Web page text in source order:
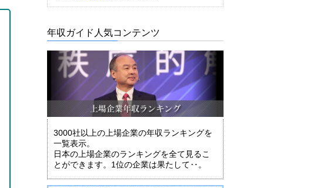
年収ガイド人気コンテンツ
3000社以上の上場企業の年収ランキングを
一覧表示。
日本の上場企業のランキングを全て見るこ
とができます。1位の企業は果たして‥。